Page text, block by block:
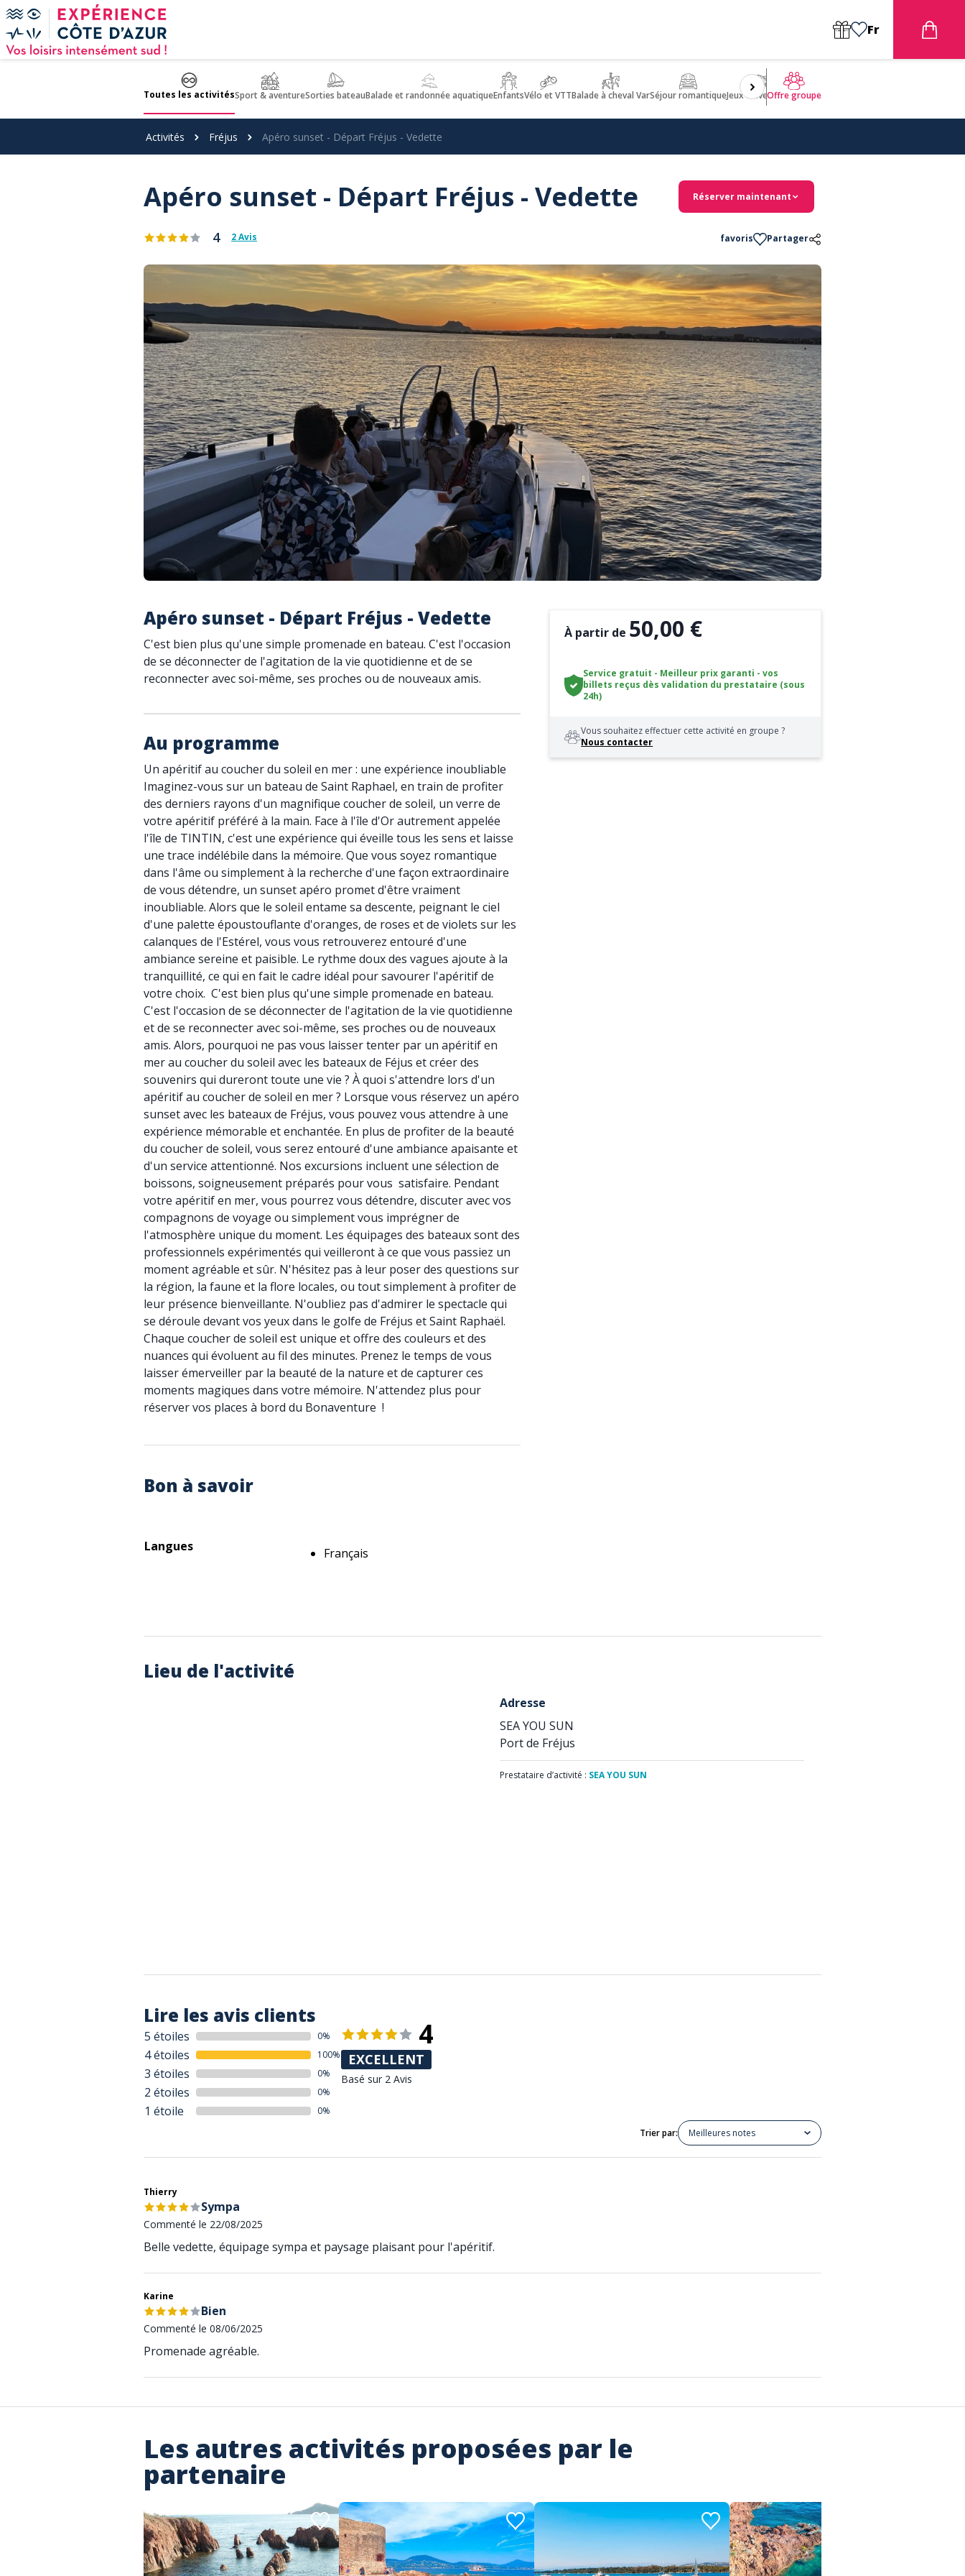
Panneau de gestion des cookies
Fr
Toutes les activitésSport & aventureSorties bateauBalade et randonnée aquatiqueEnfantsVélo et VTTBalade à cheval VarSéjour romantiqueJeux d'aventuresBien être
Offre groupe
Activités Fréjus Apéro sunset - Départ Fréjus - Vedette
Apéro sunset - Départ Fréjus - Vedette Réserver maintenant
4 2 Avis favoris Partager
Apéro sunset - Départ Fréjus - Vedette
C'est bien plus qu'une simple promenade en bateau. C'est l'occasion
de se déconnecter de l'agitation de la vie quotidienne et de se
reconnecter avec soi-même, ses proches ou de nouveaux amis.
Au programme
Un apéritif au coucher du soleil en mer : une expérience inoubliable
Imaginez-vous sur un bateau de Saint Raphael, en train de profiter
des derniers rayons d'un magnifique coucher de soleil, un verre de
votre apéritif préféré à la main. Face à l'île d'Or autrement appelée
l'île de TINTIN, c'est une expérience qui éveille tous les sens et laisse
une trace indélébile dans la mémoire. Que vous soyez romantique
dans l'âme ou simplement à la recherche d'une façon extraordinaire
de vous détendre, un sunset apéro promet d'être vraiment
inoubliable. Alors que le soleil entame sa descente, peignant le ciel
d'une palette époustouflante d'oranges, de roses et de violets sur les
calanques de l'Estérel, vous vous retrouverez entouré d'une
ambiance sereine et paisible. Le rythme doux des vagues ajoute à la
tranquillité, ce qui en fait le cadre idéal pour savourer l'apéritif de
votre choix. C'est bien plus qu'une simple promenade en bateau.
C'est l'occasion de se déconnecter de l'agitation de la vie quotidienne
et de se reconnecter avec soi-même, ses proches ou de nouveaux
amis. Alors, pourquoi ne pas vous laisser tenter par un apéritif en
mer au coucher du soleil avec les bateaux de Féjus et créer des
souvenirs qui dureront toute une vie ? À quoi s'attendre lors d'un
apéritif au coucher de soleil en mer ? Lorsque vous réservez un apéro
sunset avec les bateaux de Fréjus, vous pouvez vous attendre à une
expérience mémorable et enchantée. En plus de profiter de la beauté
du coucher de soleil, vous serez entouré d'une ambiance apaisante et
d'un service attentionné. Nos excursions incluent une sélection de
boissons, soigneusement préparés pour vous satisfaire. Pendant
votre apéritif en mer, vous pourrez vous détendre, discuter avec vos
compagnons de voyage ou simplement vous imprégner de
l'atmosphère unique du moment. Les équipages des bateaux sont des
professionnels expérimentés qui veilleront à ce que vous passiez un
moment agréable et sûr. N'hésitez pas à leur poser des questions sur
la région, la faune et la flore locales, ou tout simplement à profiter de
leur présence bienveillante. N'oubliez pas d'admirer le spectacle qui
se déroule devant vos yeux dans le golfe de Fréjus et Saint Raphaël.
Chaque coucher de soleil est unique et offre des couleurs et des
nuances qui évoluent au fil des minutes. Prenez le temps de vous
laisser émerveiller par la beauté de la nature et de capturer ces
moments magiques dans votre mémoire. N'attendez plus pour
réserver vos places à bord du Bonaventure !
Bon à savoir
Langues Français
À partir de 50,00 €
Service gratuit - Meilleur prix garanti - vos
billets reçus dès validation du prestataire (sous
24h)
Vous souhaitez effectuer cette activité en groupe ?
Nous contacter
Lieu de l'activité
Adresse
SEA YOU SUN
Port de Fréjus
Prestataire d’activité : SEA YOU SUN
Lire les avis clients
5 étoiles 0%
4 étoiles 100%
3 étoiles 0%
2 étoiles 0%
1 étoile 0%
4
EXCELLENT
Basé sur 2 Avis
Trier par: Meilleures notes
Thierry
Sympa
Commenté le 22/08/2025
Belle vedette, équipage sympa et paysage plaisant pour l'apéritif.
Karine
Bien
Commenté le 08/06/2025
Promenade agréable.
Les autres activités proposées par le
partenaire